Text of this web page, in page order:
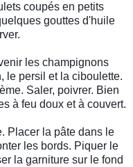
coupés en petits
gouttes d'huile
les champignons
le persil et la ciboulette.
Saler, poivrer. Bien
à feu doux et à couvert.
Placer la pâte dans le
les bords. Piquer le
la garniture sur le fond